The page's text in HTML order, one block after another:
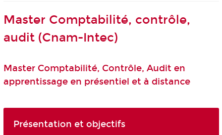
Master Comptabilité, contrôle,
audit (Cnam-Intec)
Master Comptabilité, Contrôle, Audit en
apprentissage en présentiel et à distance
Présentation et objectifs